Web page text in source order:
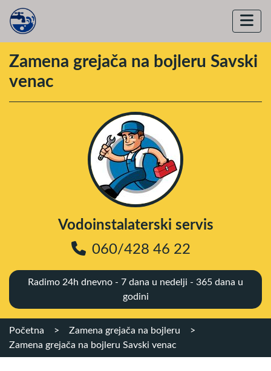
Zamena grejača na bojleru Savski
venac
Vodoinstalaterski servis
060/428 46 22
Radimo 24h dnevno - 7 dana u nedelji - 365 dana u
godini
Početna > Zamena grejača na bojleru
>
Zamena grejača na bojleru Savski venac